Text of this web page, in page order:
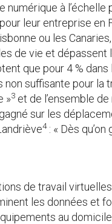
à l’échelle
leur entreprise
ou les
de vie et
que pour 4 %
suffisante pour la
»3 et de l’ensemble
sur les
4: « Dès
de travail
les données et
au